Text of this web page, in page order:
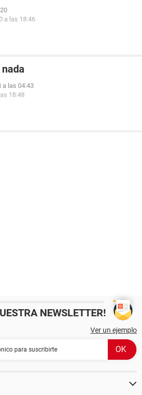
a las 18:46
a las 04:43
18:48
NEWSLETTER!
Ver un ejemplo